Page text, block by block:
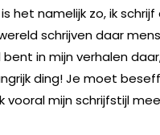
het namelijk zo, ik
schrijven daar
in mijn verhalen
ding! Je moet
mijn schrijfstijl